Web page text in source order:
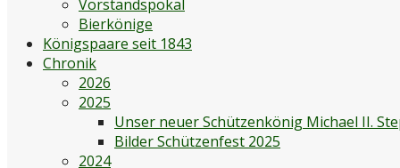
Vorstandspokal
Bierkönige
Königspaare seit 1843
Chronik
2026
2025
Unser neuer Schützenkönig Michael II.
Bilder Schützenfest 2025
2024